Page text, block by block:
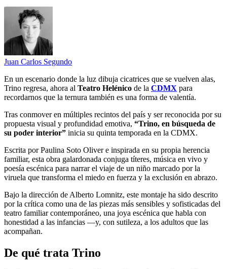
Juan Carlos Segundo
En un escenario donde la luz dibuja cicatrices que se vuelven alas,
Trino regresa, ahora al Teatro Helénico de la CDMX para
recordarnos que la ternura también es una forma de valentía.
Tras conmover en múltiples recintos del país y ser reconocida por su
propuesta visual y profundidad emotiva, “Trino, en búsqueda de
su poder interior” inicia su quinta temporada en la CDMX.
Escrita por Paulina Soto Oliver e inspirada en su propia herencia
familiar, esta obra galardonada conjuga títeres, música en vivo y
poesía escénica para narrar el viaje de un niño marcado por la
viruela que transforma el miedo en fuerza y la exclusión en abrazo.
Bajo la dirección de Alberto Lomnitz, este montaje ha sido descrito
por la crítica como una de las piezas más sensibles y sofisticadas del
teatro familiar contemporáneo, una joya escénica que habla con
honestidad a las infancias —y, con sutileza, a los adultos que las
acompañan.
De qué trata Trino